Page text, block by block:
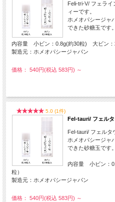
Feli-tri-V/ フェラ
ィーです。
ホメオパシージャ
できた砂糖玉です。
内容量 小ビン：0.8g(約30粒) 大ビン：
製造元：ホメオパシージャパン
価格： 540円(税込 583円) ～
5.0 (1件)
Fel-tauri/ フェルタ
Fel-tauri/ フェルタ
ホメオパシージャ
できた砂糖玉です。
内容量 小ビン：
粒）
製造元：ホメオパシージャパン
価格： 540円(税込 583円) ～